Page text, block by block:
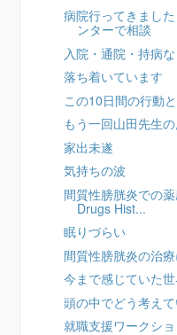
病院行ってきまし
ンターで相談
入院・通院・持病
落ち着いています
この10日間の行動
もう一回山田先生
家出未遂
気持ちの波
間質性膀胱炎での
Drugs Hist...
眠りづらい
間質性膀胱炎の治
今まで感じていた
頭の中でどう考え
就職支援ワークシ